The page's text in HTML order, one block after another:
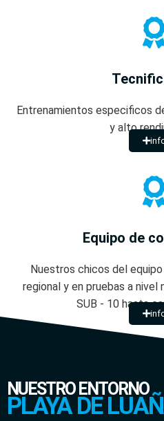
Entrenamientos especificos
y alto
Equipo de
Nuestros chicos del
regional y en pruebas a
SUB - 10 hasta
NUESTRO ENTORNO
PLAYA DE